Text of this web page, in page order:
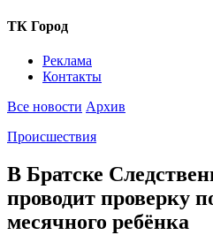
ТК Город
Реклама
Контакты
Все новости Архив
Происшествия
В Братске
проводит проверку
месячного ребёнка